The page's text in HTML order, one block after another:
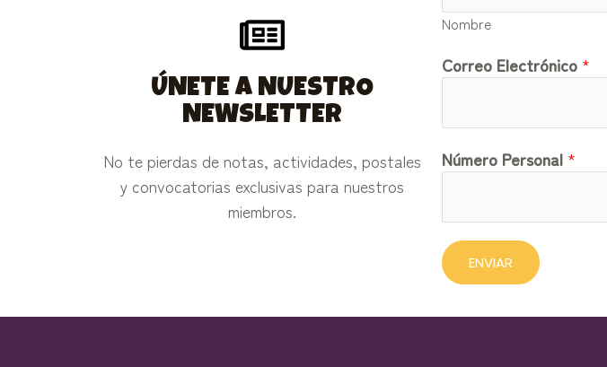
ÚNETE A NUESTRO
NEWSLETTER
No te pierdas de notas, actividades, postales
y convocatorias exclusivas para nuestros
miembros.
Nombre
Correo Electrónico *
Número Personal *
ENVIAR